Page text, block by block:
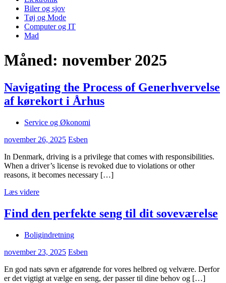
Biler og sjov
Tøj og Mode
Computer og IT
Mad
Måned: november 2025
Navigating the Process of Generhvervelse
af kørekort i Århus
Service og Økonomi
november 26, 2025 Esben
In Denmark, driving is a privilege that comes with responsibilities.
When a driver’s license is revoked due to violations or other
reasons, it becomes necessary […]
Læs videre
Find den perfekte seng til dit soveværelse
Boligindretning
november 23, 2025 Esben
En god nats søvn er afgørende for vores helbred og velvære. Derfor
er det vigtigt at vælge en seng, der passer til dine behov og […]